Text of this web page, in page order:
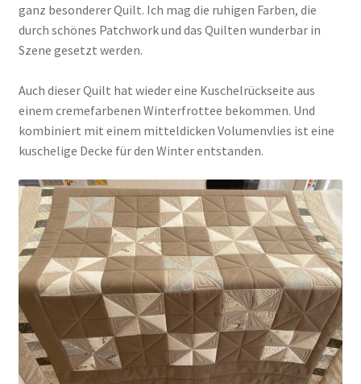
ganz besonderer Quilt. Ich mag die ruhigen Farben, die
durch schönes Patchwork und das Quilten wunderbar in
Szene gesetzt werden.
Auch dieser Quilt hat wieder eine Kuschelrückseite aus
einem cremefarbenen Winterfrottee bekommen. Und
kombiniert mit einem mitteldicken Volumenvlies ist eine
kuschelige Decke für den Winter entstanden.